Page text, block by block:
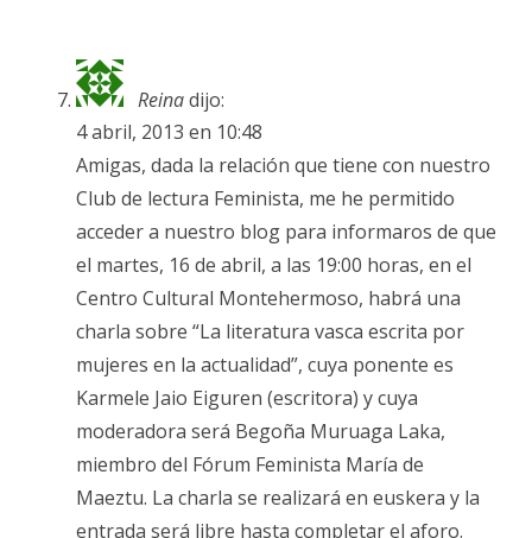
Reinadijo:
4 abril, 2013 en 10:48
Amigas, dada la relación que tiene con nuestro
Club de lectura Feminista, me he permitido
acceder a nuestro blog para informaros de que
el martes, 16 de abril, a las 19:00 horas, en el
Centro Cultural Montehermoso, habrá una
charla sobre “La literatura vasca escrita por
mujeres en la actualidad”, cuya ponente es
Karmele Jaio Eiguren (escritora) y cuya
moderadora será Begoña Muruaga Laka,
miembro del Fórum Feminista María de
Maeztu. La charla se realizará en euskera y la
entrada será libre hasta completar el aforo.